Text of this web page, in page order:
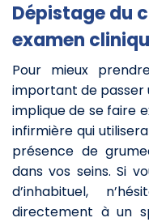
Dépistage du
examen
Pour mieux
important de passer
implique de se faire
infirmière qui
présence de
dans vos seins. Si
d’inhabituel,
directement à un